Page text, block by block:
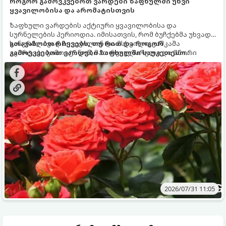
ყვავილობისა და არომატისთვის
ზაფხული ვარდების აქტიური ყვავილობისა და
სურნელების პერიოდია. იმისათვის, რომ ბუჩქებმა უხვად,
ხანგრძლივად იყვავილონ და მსხვილი, კაშკაშა
კვირტები გამოიტანონ, მათ რეგულარული და სწორი
გამოკვება სჭირდებათ. ზაფხულის პერიოდში მცენარის
მოთხოვნილებები იცვლება, ამიტომ მნიშვნელოვანია
ვიცოდეთ, რომელი სასუქები გამოიყენება ამ დროს.
გთავაზობთ რჩევებს, თუ რით და როგორ
გამოვკვებოთ ვარდები ზაფხულში საუკეთესო
შედეგის მისაღწევად:
2026/07/31 11:05